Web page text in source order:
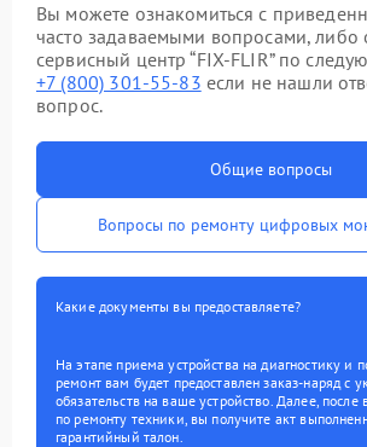
Вы можете ознакомиться с
часто задаваемыми вопросами, либо
сервисный центр “FIX-FLIR” по
+7 (800) 301-55-83 если не нашли
вопрос.
Общие вопросы
Вопросы по ремонту цифровых
Какие документы вы предоставляете?
На этапе приема устройства на диагностику и
ремонт вам будет предоставлен заказ-наряд с
обязательств на ваше устройство. Далее, после
по ремонту техники, вы получите акт
гарантийный талон.